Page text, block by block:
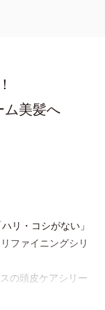
ム美髪へ
リ・コシがない」
ファイニングシリ
の頭皮ケアシリー